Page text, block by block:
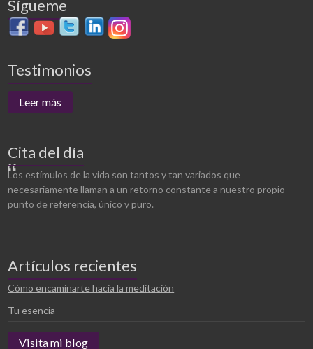
Sígueme
Testimonios
Leer más
Cita del día
Los estímulos de la vida son tantos y tan variados que
necesariamente llaman a un retorno constante a nuestro propio
punto de referencia, único y puro.
Artículos recientes
Cómo encaminarte hacia la meditación
Tu esencia
Visita mi blog